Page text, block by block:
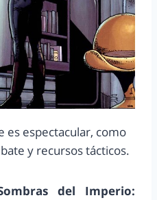
es espectacular, como
y recursos tácticos.
del Imperio: